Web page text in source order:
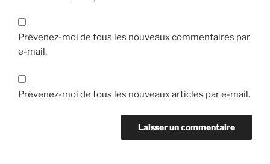
Prévenez-moi de tous les nouveaux commentaires par
e-mail.
Prévenez-moi de tous les nouveaux articles par e-mail.